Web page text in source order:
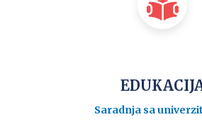
Saradnja sa